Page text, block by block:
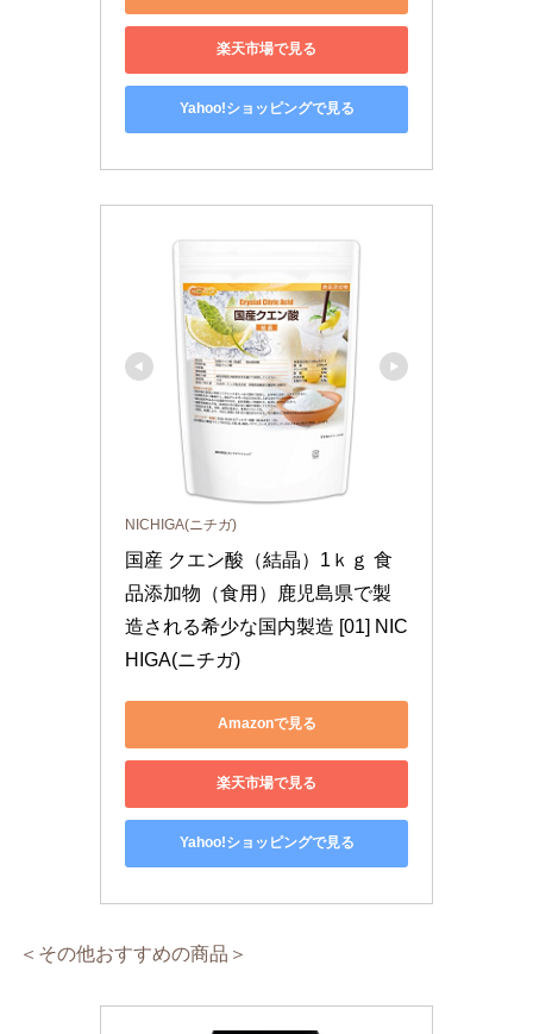
楽天市場で見る
Yahoo!ショッピングで見る
NICHIGA(ニチガ)
国産 クエン酸（結晶）1ｋｇ 食
品添加物（食用）鹿児島県で製
造される希少な国内製造 [01] NIC
HIGA(ニチガ)
Amazonで見る
楽天市場で見る
Yahoo!ショッピングで見る
＜その他おすすめの商品＞